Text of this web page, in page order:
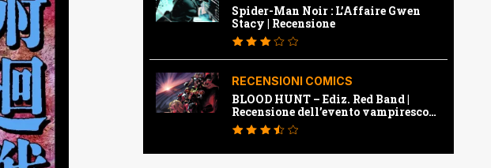
Spider-Man Noir : L’Affaire Gwen
Stacy | Recensione
RECENSIONI COMICS
BLOOD HUNT – Ediz. Red Band |
Recensione dell’evento vampiresco
della Marvel